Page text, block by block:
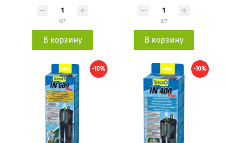
шт
В корзину
шт
В корзину
-10% -10%